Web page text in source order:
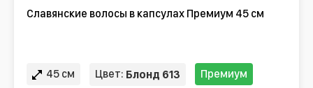
Славянские волосы в капсулах Премиум 45 см
45 см Цвет: Блонд 613 Премиум